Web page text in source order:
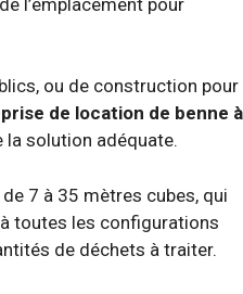
ou de construction pour
de location de benne à
la solution adéquate.
7 à 35 mètres cubes, qui
toutes les configurations
de déchets à traiter.